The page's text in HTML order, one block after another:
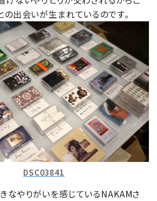
の出会いが生まれているのです。
DSC03841
なやりがいを感じているNAKAMさ